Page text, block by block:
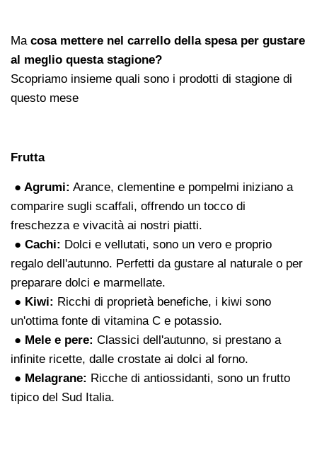
Ma cosa mettere nel carrello della spesa per gustare
al meglio questa stagione?
Scopriamo insieme quali sono i prodotti di stagione di
questo mese
Frutta
● Agrumi: Arance, clementine e pompelmi iniziano a
comparire sugli scaffali, offrendo un tocco di
freschezza e vivacità ai nostri piatti.
● Cachi: Dolci e vellutati, sono un vero e proprio
regalo dell'autunno. Perfetti da gustare al naturale o per
preparare dolci e marmellate.
● Kiwi: Ricchi di proprietà benefiche, i kiwi sono
un'ottima fonte di vitamina C e potassio.
● Mele e pere: Classici dell'autunno, si prestano a
infinite ricette, dalle crostate ai dolci al forno.
● Melagrane: Ricche di antiossidanti, sono un frutto
tipico del Sud Italia.